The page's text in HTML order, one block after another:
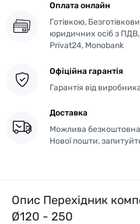
Оплата онлайн
Готівкою,
юридичних осіб з
Privat24, Monobank
Офіційна гарантія
Гарантія від
Доставка
Можлива безкоштовна
Нової пошти,
Опис Перехідник
Ø120 - 250